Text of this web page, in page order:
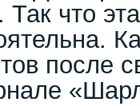
что
после